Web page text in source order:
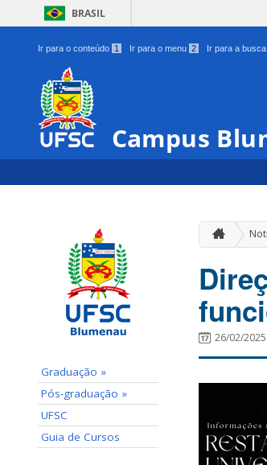
BRASIL
Ir para o conteúdo 1 Ir para o menu 2 Ir para a busca
Campus
Graduação »
Pós-graduação »
UFSC
Guia de Cursos
26/02/